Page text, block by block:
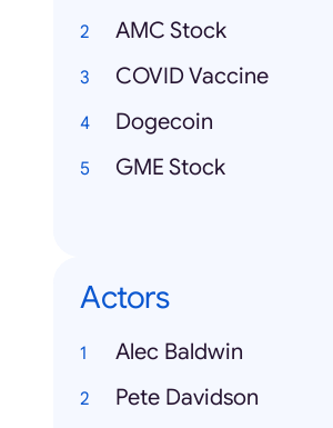
AMC Stock
COVID Vaccine
Dogecoin
GME Stock
Actors
Alec Baldwin
Pete Davidson